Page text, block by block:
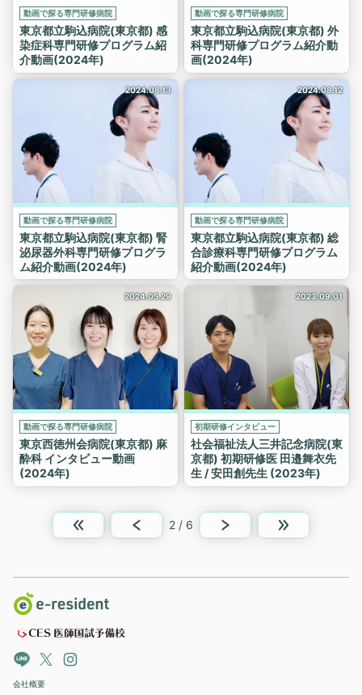
動画で探る専門研修病院
東京都立駒込病院(東京都) 感
染症科専門研修プログラム紹
介動画(2024年)
動画で探る専門研修病院
東京都立駒込病院(東京都) 外
科専門研修プログラム紹介動
画(2024年)
2024.08.13
動画で探る専門研修病院
東京都立駒込病院(東京都) 腎
泌尿器外科専門研修プログラ
ム紹介動画(2024年)
2024.08.12
動画で探る専門研修病院
東京都立駒込病院(東京都) 総
合診療科専門研修プログラム
紹介動画(2024年)
2024.05.29
動画で探る専門研修病院
東京西徳州会病院(東京都) 麻
酔科 インタビュー動画
(2024年)
2023.09.01
初期研修インタビュー
社会福祉法人三井記念病院(東
京都) 初期研修医 田邉舞衣先
生 / 安田創先生 (2023年)
2 / 6
会社概要